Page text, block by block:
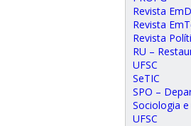
Revista
Revista
Revista
RU –
UFSC
SeTIC
SPO –
Sociologia
UFSC